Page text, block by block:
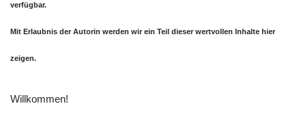
verfügbar.
Mit Erlaubnis der Autorin werden wir ein Teil dieser wertvollen Inhalte hier
zeigen.
Willkommen!